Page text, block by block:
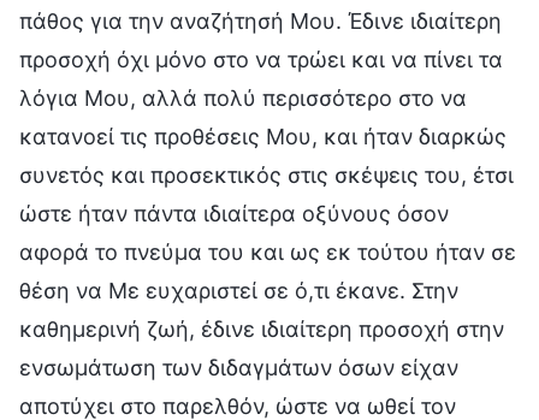
πάθος για την αναζήτησή Μου. Έδινε ιδιαίτερη
προσοχή όχι μόνο στο να τρώει και να πίνει τα
λόγια Μου, αλλά πολύ περισσότερο στο να
κατανοεί τις προθέσεις Μου, και ήταν διαρκώς
συνετός και προσεκτικός στις σκέψεις του, έτσι
ώστε ήταν πάντα ιδιαίτερα οξύνους όσον
αφορά το πνεύμα του και ως εκ τούτου ήταν σε
θέση να Με ευχαριστεί σε ό,τι έκανε. Στην
καθημερινή ζωή, έδινε ιδιαίτερη προσοχή στην
ενσωμάτωση των διδαγμάτων όσων είχαν
αποτύχει στο παρελθόν, ώστε να ωθεί τον